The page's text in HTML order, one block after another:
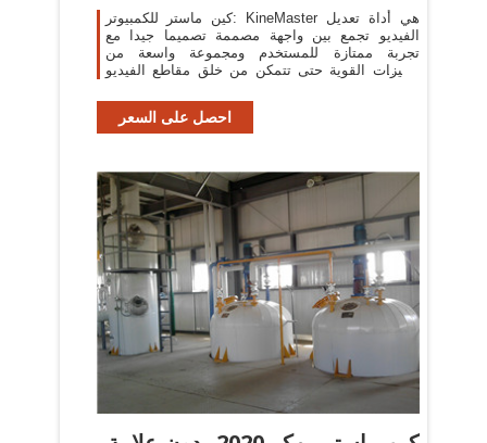
كين ماستر للكمبيوتر: KineMaster هي أداة تعديل
الفيديو تجمع بين واجهة مصممة تصميما جيدا مع
تجربة ممتازة للمستخدم ومجموعة واسعة من
الميزات القوية حتى تتمكن من خلق مقاطع الفيديو
احصل على السعر